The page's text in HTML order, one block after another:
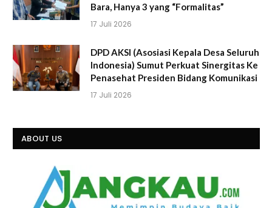
Bara, Hanya 3 yang “Formalitas”
17 Juli 2026
DPD AKSI (Asosiasi Kepala Desa Seluruh
Indonesia) Sumut Perkuat Sinergitas Ke
Penasehat Presiden Bidang Komunikasi
17 Juli 2026
ABOUT US